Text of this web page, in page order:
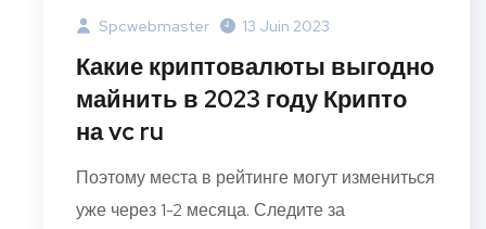
Spcwebmaster 13 Juin 2023
Какие криптовалюты выгодно
майнить в 2023 году Крипто
на vc ru
Поэтому места в рейтинге могут измениться
уже через 1-2 месяца. Следите за